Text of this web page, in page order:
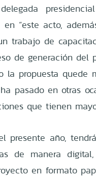
en “este acto,
trabajo de
de generación del
la propuesta quede
pasado en otras
que tienen
presente año,
de manera
en formato